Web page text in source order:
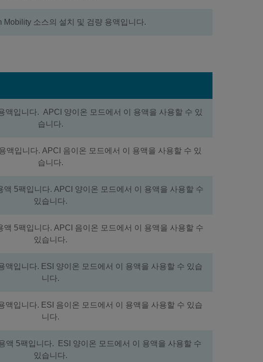
Mobility 소스의 설치 및 검량 용액입니다.
액입니다. APCI 양이온 모드에서 이 용액을 사용할 수 있
습니다.
액입니다. APCI 음이온 모드에서 이 용액을 사용할 수 있
습니다.
5팩입니다. APCI 양이온 모드에서 이 용액을 사용할 수
있습니다.
5팩입니다. APCI 음이온 모드에서 이 용액을 사용할 수
있습니다.
액입니다. ESI 양이온 모드에서 이 용액을 사용할 수 있습
니다.
액입니다. ESI 음이온 모드에서 이 용액을 사용할 수 있습
니다.
액 5팩입니다. ESI 양이온 모드에서 이 용액을 사용할 수
있습니다.